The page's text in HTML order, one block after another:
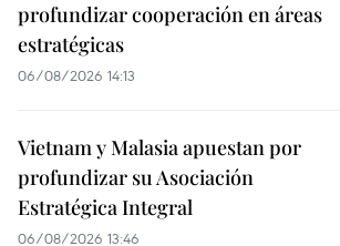
profundizar cooperación en áreas
estratégicas
06/08/2026 14:13
Vietnam y Malasia apuestan por
profundizar su Asociación
Estratégica Integral
06/08/2026 13:46